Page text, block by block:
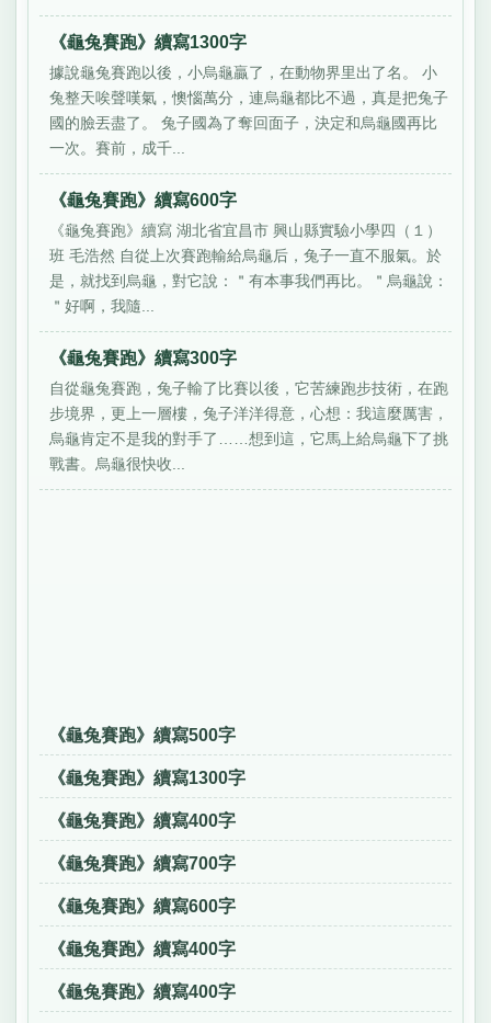
《龜兔賽跑》續寫1300字
據說龜兔賽跑以後，小烏龜贏了，在動物界里出了名。 小
兔整天唉聲嘆氣，懊惱萬分，連烏龜都比不過，真是把兔子
國的臉丟盡了。 兔子國為了奪回面子，決定和烏龜國再比
一次。賽前，成千...
《龜兔賽跑》續寫600字
《龜兔賽跑》續寫 湖北省宜昌市 興山縣實驗小學四（１）
班 毛浩然 自從上次賽跑輸給烏龜后，兔子一直不服氣。於
是，就找到烏龜，對它說：＂有本事我們再比。＂烏龜說：
＂好啊，我隨...
《龜兔賽跑》續寫300字
自從龜兔賽跑，兔子輸了比賽以後，它苦練跑步技術，在跑
步境界，更上一層樓，兔子洋洋得意，心想：我這麼厲害，
烏龜肯定不是我的對手了……想到這，它馬上給烏龜下了挑
戰書。烏龜很快收...
《龜兔賽跑》續寫500字
《龜兔賽跑》續寫1300字
《龜兔賽跑》續寫400字
《龜兔賽跑》續寫700字
《龜兔賽跑》續寫600字
《龜兔賽跑》續寫400字
《龜兔賽跑》續寫400字